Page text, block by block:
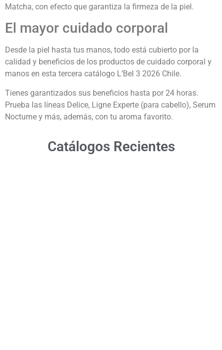
Matcha, con efecto que garantiza la firmeza de la piel.
El mayor cuidado corporal
Desde la piel hasta tus manos, todo está cubierto por la
calidad y beneficios de los productos de cuidado corporal y
manos en esta tercera catálogo L’Bel 3 2026 Chile.
Tienes garantizados sus beneficios hasta por 24 horas.
Prueba las líneas Delice, Ligne Experte (para cabello), Serum
Nocturne y más, además, con tu aroma favorito.
Catálogos Recientes